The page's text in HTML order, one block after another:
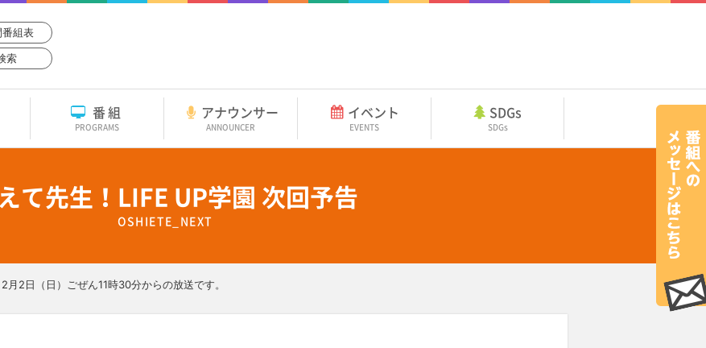
番組表
索
番組
PROGRAMS
アナウンサー
ANNOUNCER
イベント
EVENTS
SDGs
SDGs
て先生！LIFE UP学園 次回予告
OSHIETE_NEXT
2月2日（日）ごぜん11時30分からの放送です。